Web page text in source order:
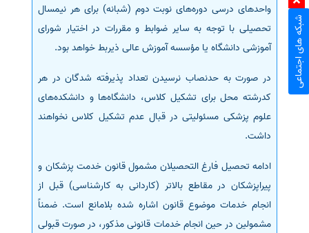
واحدهای درسی دوره‌های نوبت دوم (شبانه) برای هر نیمسال
تحصیلی با توجه به سایر ضوابط و مقررات در اختیار شورای
آموزشی دانشگاه یا مؤسسه آموزش عالی ذیربط خواهد بود.
در صورت به حدنصاب نرسیدن تعداد پذیرفته شدگان در هر
کدرشته محل برای تشکیل کلاس، دانشگاه‌ها و دانشکده‌های
علوم پزشکی مسئولیتی در قبال عدم تشکیل کلاس نخواهند
داشت.
ادامه تحصیل فارغ التحصیلان مشمول قانون خدمت پزشکان و
پیراپزشکان در مقاطع بالاتر (کاردانی به کارشناسی) قبل از
انجام خدمات موضوع قانون اشاره شده بلامانع است. ضمناً
مشمولین در حین انجام خدمات قانونی مذکور، در صورت قبولی
شبکه های اجتماعی